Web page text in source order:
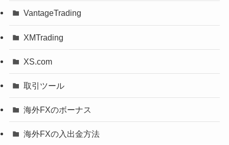
VantageTrading
XMTrading
XS.com
取引ツール
海外FXのボーナス
海外FXの入出金方法